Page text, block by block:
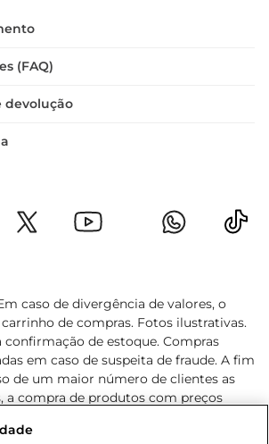
ao seu cardápio, seja para o dia a
especiais.
(FAQ)
devolução
caso de divergência de valores, o
de compras. Fotos ilustrativas.
confirmação de estoque. Compras
em caso de suspeita de fraude. A fim
de um maior número de clientes as
a compra de produtos com preços
e condições são exclusivos para